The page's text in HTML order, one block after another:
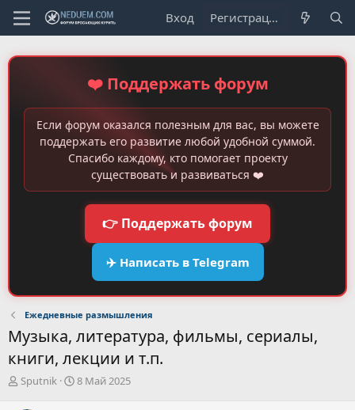
Вход Регистрация
❤️ Поддержать форум
Если форум оказался полезным для вас, вы можете
поддержать его развитие любой удобной суммой.
Спасибо каждому, кто помогает проекту
существовать и развиваться ❤️
👉 Поддержать форум
✈️ Написать в Telegram
Ежедневные размышления
Музыка, литература, фильмы, сериалы,
книги, лекции и т.п.
А
Sputnik
Д
8 Май 2025